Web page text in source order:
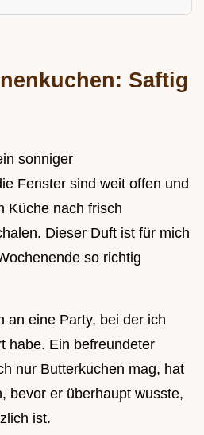
Saftig
sonniger
Fenster sind weit offen und
Küche nach frisch
Dieser Duft ist für mich
so richtig
an eine Party, bei der ich
habe. Ein befreundeter
nur Butterkuchen mag, hat
bevor er überhaupt wusste,
ist.